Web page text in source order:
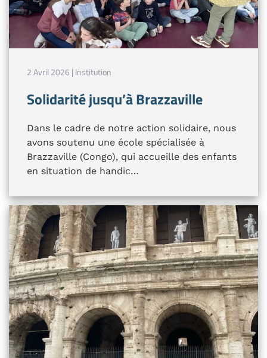
2 Avril 2026 | Institution
Solidarité jusqu’à Brazzaville
Dans le cadre de notre action solidaire, nous
avons soutenu une école spécialisée à
Brazzaville (Congo), qui accueille des enfants
en situation de handic…